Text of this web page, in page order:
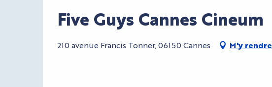
Five Guys Cannes Cineum
210 avenue Francis Tonner, 06150 Cannes M'y rendre